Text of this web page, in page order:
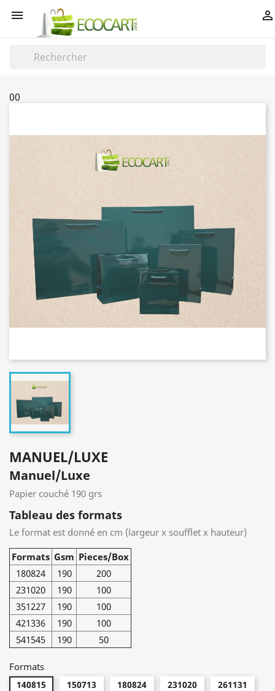
 
00
MANUEL/LUXE
Manuel/Luxe
Papier couché 190 grs
Tableau des formats
Le format est donné en cm (largeur x soufflet x hauteur)
Formats Gsm Pieces/Box
180824
190
200
231020
190
100
351227
190
100
421336
190
100
541545
190 50
Formats
140815 150713 180824 231020
261131